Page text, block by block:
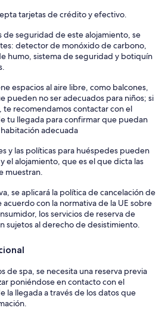
tarjetas de crédito y efectivo.
de seguridad de este alojamiento, se
detector de monóxido de carbono,
humo, sistema de seguridad y botiquín
espacios al aire libre, como balcones,
pueden no ser adecuados para niños; si
te recomendamos contactar con el
tu llegada para confirmar que puedan
adecuada
y las políticas para huéspedes pueden
el alojamiento, que es el que dicta las
muestran.
se aplicará la política de cancelación de
con la normativa de la UE sobre
los servicios de reserva de
sujetos al derecho de desistimiento.
de spa, se necesita una reserva previa
poniéndose en contacto con el
la llegada a través de los datos que